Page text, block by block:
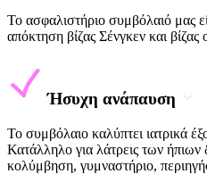
Το ασφαλιστήριο συμβόλαιό μας
απόκτηση βίζας Σένγκεν και
Ήσυχη ανάπαυση
Το συμβόλαιο καλύπτει ιατρικά
Κατάλληλο για λάτρεις των ήπιων
κολύμβηση, γυμναστήριο,